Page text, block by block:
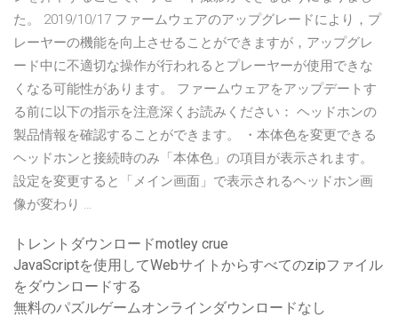
た。 2019/10/17 ファームウェアのアップグレードにより，プ
レーヤーの機能を向上させることができますが，アップグレ
ード中に不適切な操作が行われるとプレーヤーが使用できな
くなる可能性があります。 ファームウェアをアップデートす
る前に以下の指示を注意深くお読みください： ヘッドホンの
製品情報を確認することができます。 ・本体色を変更できる
ヘッドホンと接続時のみ「本体色」の項目が表示されます。
設定を変更すると「メイン画面」で表示されるヘッドホン画
像が変わり …
トレントダウンロードmotley crue
JavaScriptを使用してWebサイトからすべてのzipファイル
をダウンロードする
無料のパズルゲームオンラインダウンロードなし